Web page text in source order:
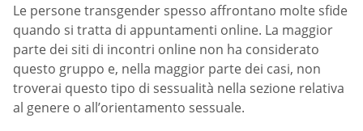
Le persone transgender spesso affrontano molte sfide
quando si tratta di appuntamenti online. La maggior
parte dei siti di incontri online non ha considerato
questo gruppo e, nella maggior parte dei casi, non
troverai questo tipo di sessualità nella sezione relativa
al genere o all’orientamento sessuale.